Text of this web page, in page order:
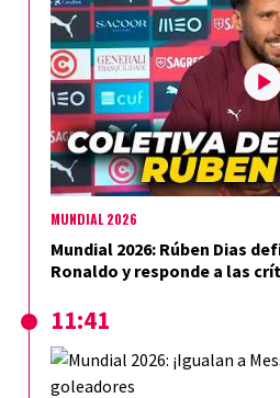
MUNDIAL 2026
Mundial 2026: Rúben Dias
Ronaldo y responde a las
11:41